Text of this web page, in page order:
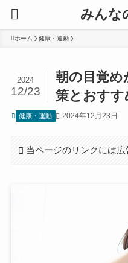
みんな
ホーム 健康・運動
朝の目覚め
策とおすす
2024
12/23
健康・運動 2024年12月23日
当ページのリンクには広